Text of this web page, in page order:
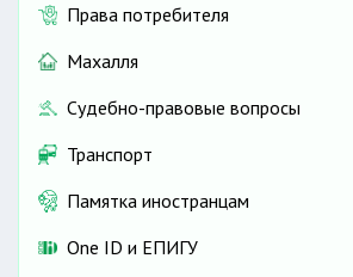
Права потребителя
Махалля
Судебно-правовые вопросы
Транспорт
Памятка иностранцам
One ID и ЕПИГУ